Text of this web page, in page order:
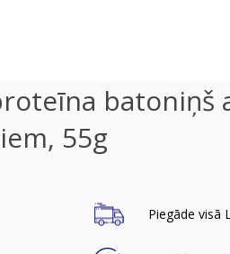
55g
Piegāde visā